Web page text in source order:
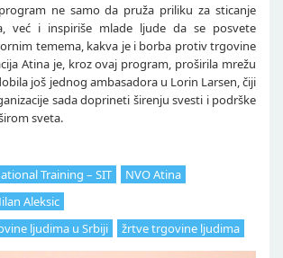
ne samo da pruža priliku za sticanje
već i inspiriše mlade ljude da se posvete
temema, kakva je i borba protiv trgovine
Atina je, kroz ovaj program, proširila mrežu
još jednog ambasadora u Lorin Larsen, čiji
sada doprineti širenju svesti i podrške
sveta.
Training – SIT
NVO Atina
Aleksic
ljudima u Srbiji
žrtve trgovine ljudima